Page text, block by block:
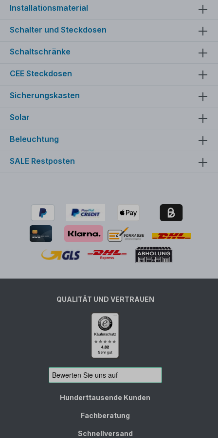
Installationsmaterial
Schalter und Steckdosen
Schaltschränke
CEE Steckdosen
Sicherungskasten
Solar
Beleuchtung
SALE Restposten
QUALITÄT UND VERTRAUEN
Hunderttausende Kunden
Fachberatung
Schnellversand